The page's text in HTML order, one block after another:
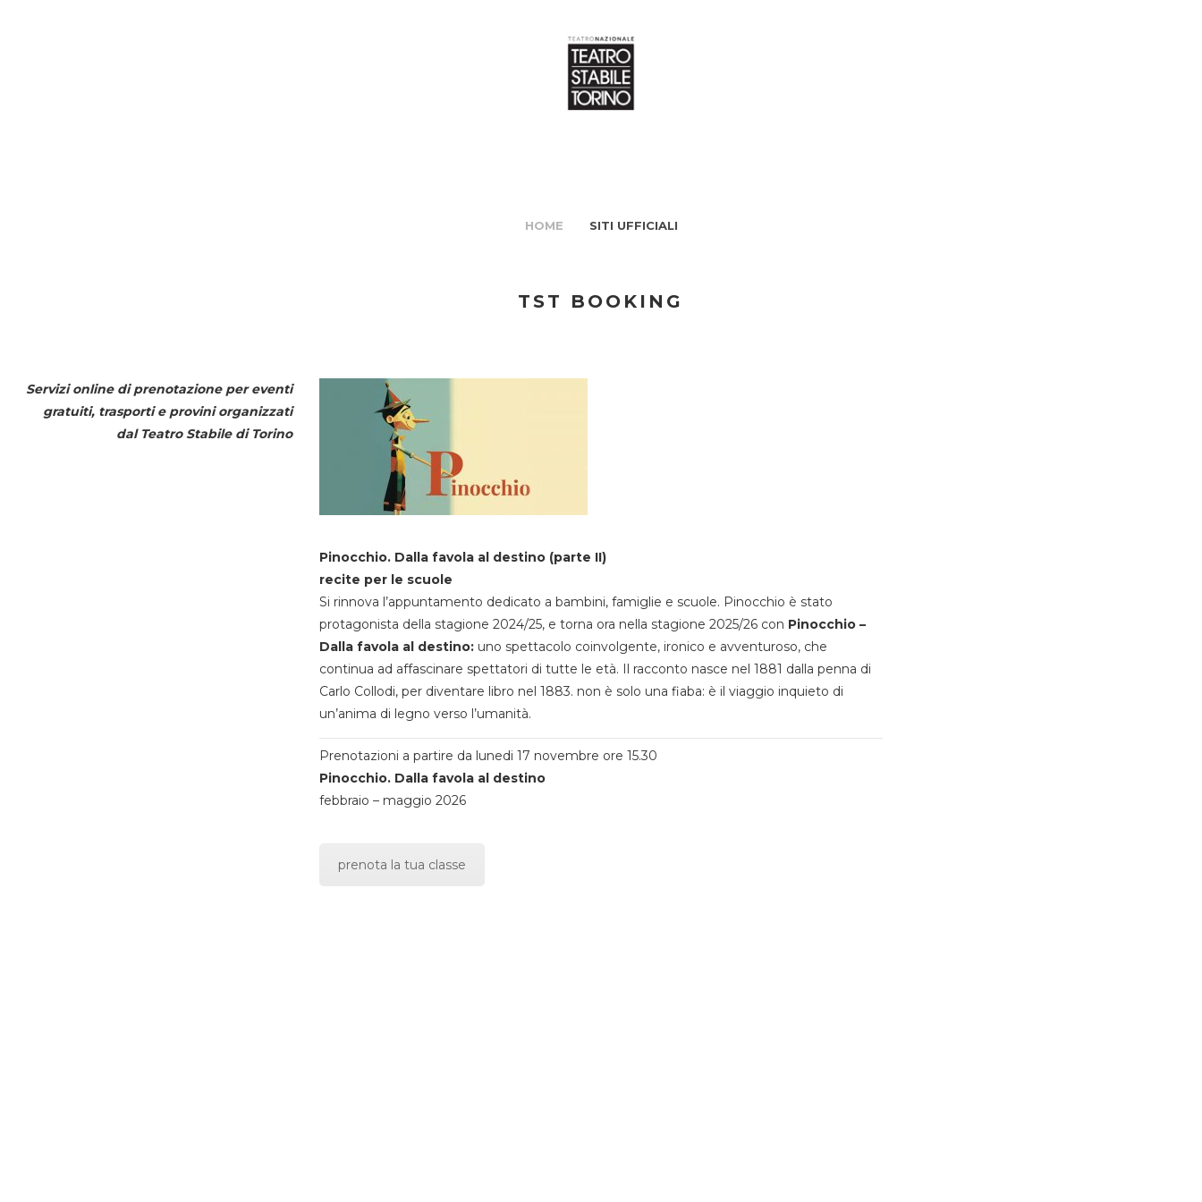
HOME SITI UFFICIALI
TST BOOKING
Servizi online di prenotazione per eventi
gratuiti, trasporti e provini organizzati
dal Teatro Stabile di Torino
Pinocchio. Dalla favola al destino (parte II)
recite per le scuole
Si rinnova l’appuntamento dedicato a bambini, famiglie e scuole. Pinocchio è stato
protagonista della stagione 2024/25, e torna ora nella stagione 2025/26 con Pinocchio –
Dalla favola al destino:uno spettacolo coinvolgente, ironico e avventuroso, che
continua ad affascinare spettatori di tutte le età. Il racconto nasce nel 1881 dalla penna di
Carlo Collodi, per diventare libro nel 1883. non è solo una fiaba: è il viaggio inquieto di
un’anima di legno verso l’umanità.
Prenotazioni a partire da lunedi 17 novembre ore 15.30
Pinocchio. Dalla favola al destino
febbraio – maggio 2026
prenota la tua classe